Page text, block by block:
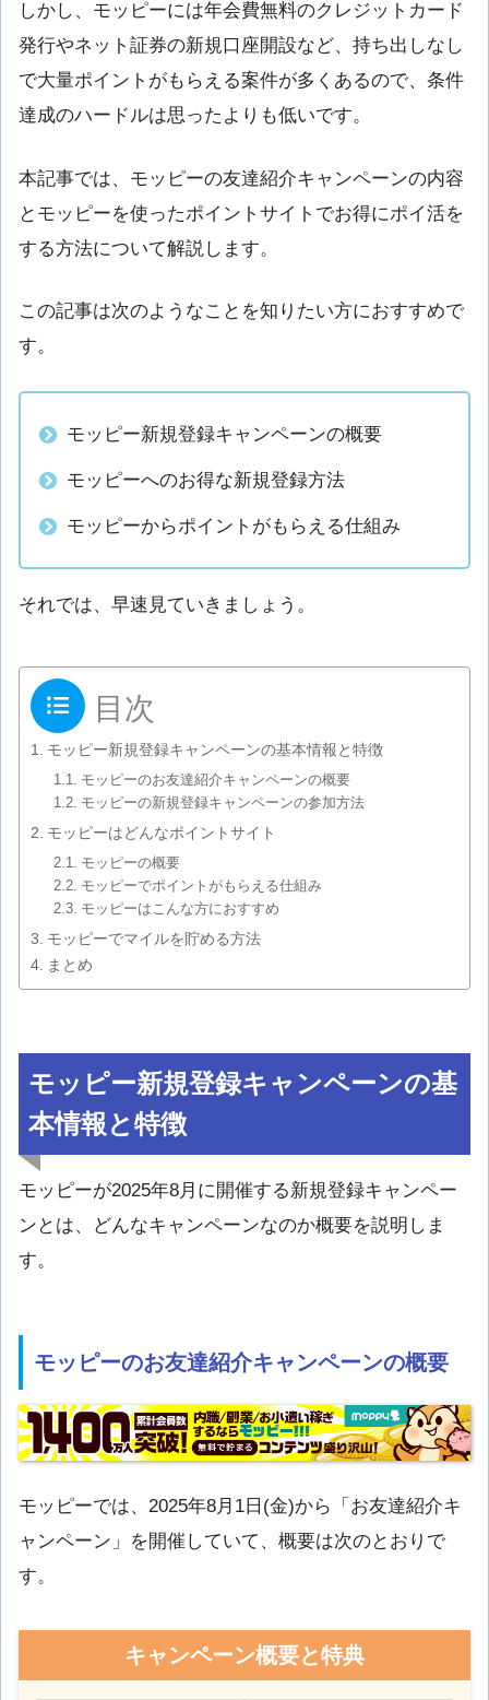
しかし、モッピーには年会費無料のクレジットカード
発行やネット証券の新規口座開設など、持ち出しなし
で大量ポイントがもらえる案件が多くあるので、条件
達成のハードルは思ったよりも低いです。
本記事では、モッピーの友達紹介キャンペーンの内容
とモッピーを使ったポイントサイトでお得にポイ活を
する方法について解説します。
この記事は次のようなことを知りたい方におすすめで
す。
モッピー新規登録キャンペーンの概要
モッピーへのお得な新規登録方法
モッピーからポイントがもらえる仕組み
それでは、早速見ていきましょう。
目次
モッピー新規登録キャンペーンの基本情報と特徴
モッピーのお友達紹介キャンペーンの概要
モッピーの新規登録キャンペーンの参加方法
モッピーはどんなポイントサイト
モッピーの概要
モッピーでポイントがもらえる仕組み
モッピーはこんな方におすすめ
モッピーでマイルを貯める方法
まとめ
モッピー新規登録キャンペーンの基
本情報と特徴
モッピーが2025年8月に開催する新規登録キャンペー
ンとは、どんなキャンペーンなのか概要を説明しま
す。
モッピーのお友達紹介キャンペーンの概要
モッピーでは、2025年8月1日(金)から「お友達紹介キ
ャンペーン」を開催していて、概要は次のとおりで
す。
キャンペーン概要と特典